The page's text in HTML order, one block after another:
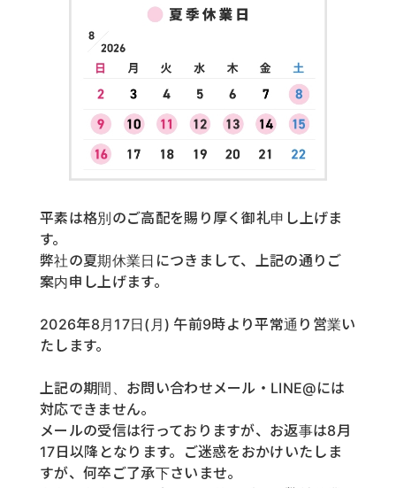
平素は格別のご高配を賜り厚く御礼申し上げま
す。
弊社の夏期休業日につきまして、上記の通りご
案内申し上げます。
2026年8月17日(月) 午前9時より平常通り営業い
たします。
上記の期間、お問い合わせメール・LINE@には
対応できません。
メールの受信は行っておりますが、お返事は8月
17日以降となります。ご迷惑をおかけいたしま
すが、何卒ご了承下さいませ。